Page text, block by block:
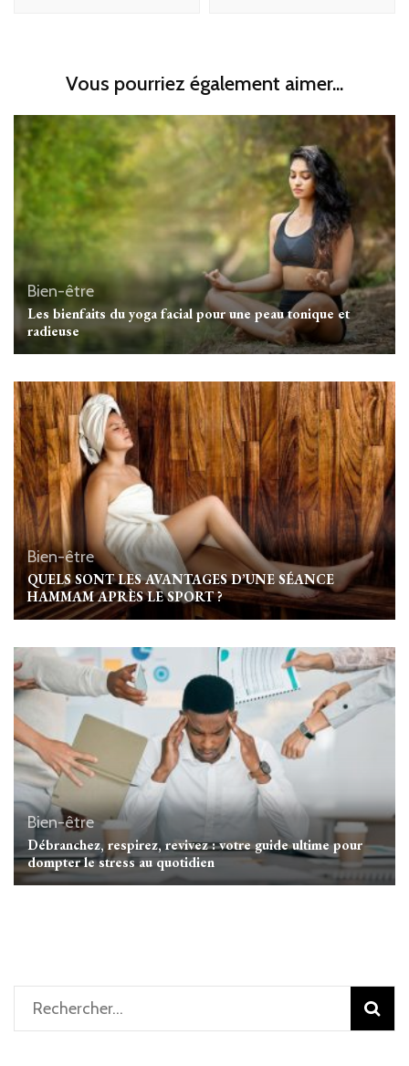
Vous pourriez également aimer...
Bien-être
Les bienfaits du yoga facial pour une peau tonique et
radieuse
Bien-être
QUELS SONT LES AVANTAGES D’UNE SÉANCE
HAMMAM APRÈS LE SPORT ?
Bien-être
Débranchez, respirez, revivez : votre guide ultime pour
dompter le stress au quotidien
Rechercher :